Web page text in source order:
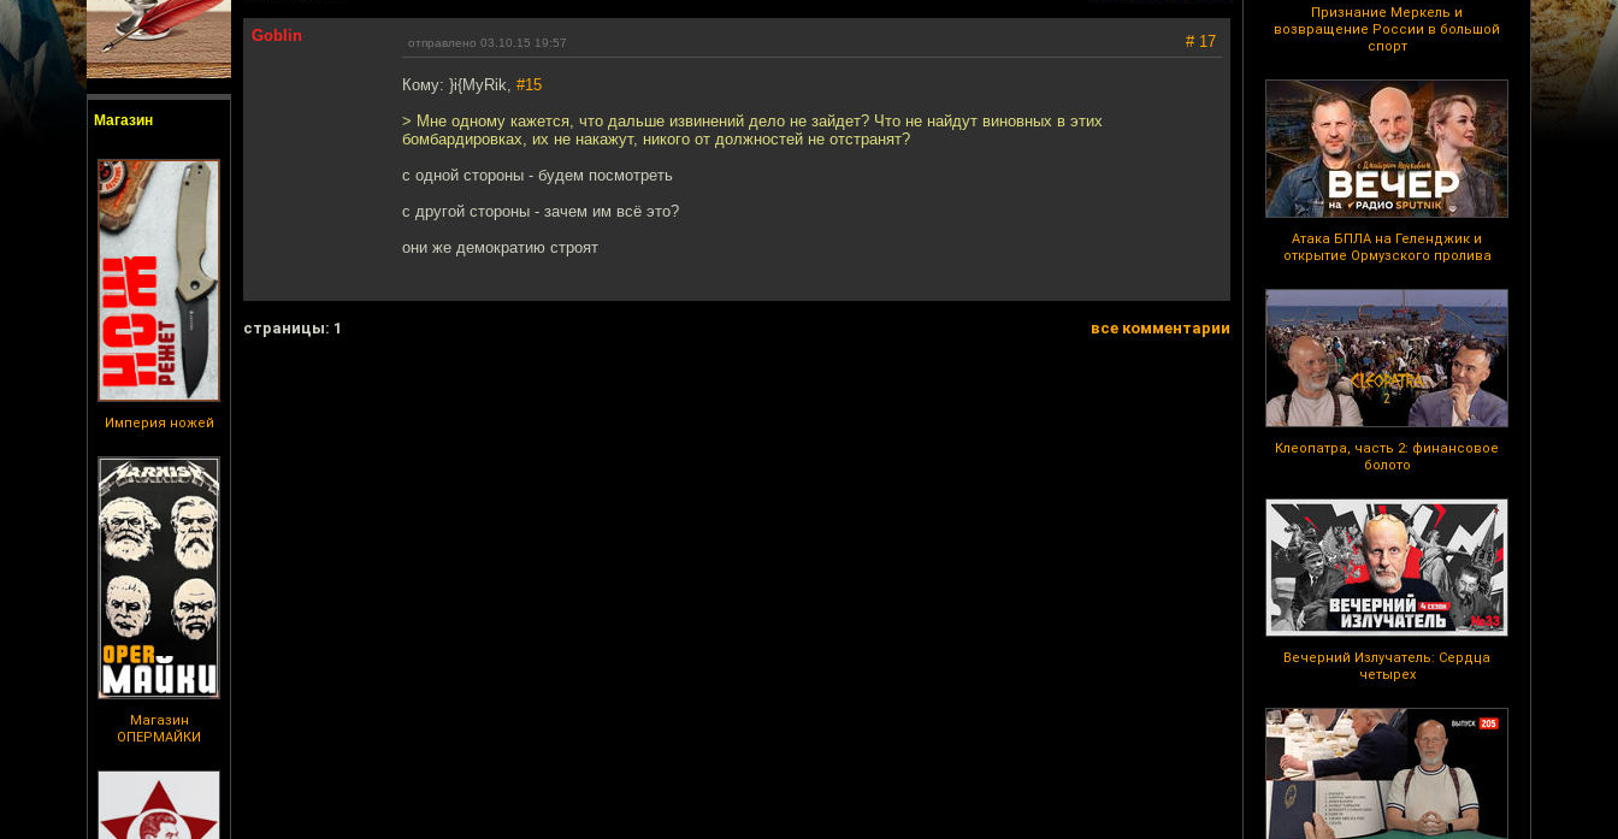
Магазин
Империя ножей
Магазин
ОПЕРМАЙКИ
Признание Меркель и
возвращение России в большой
спорт
Атака БПЛА на Геленджик и
открытие Ормузского пролива
Клеопатра, часть 2: финансовое
болото
Вечерний Излучатель: Сердца
четырех
Goblin отправлено 03.10.15 19:57 # 17
Кому: }i{MyRik, #15
> Мне одному кажется, что дальше извинений дело не зайдет? Что не найдут виновных в этих
бомбардировках, их не накажут, никого от должностей не отстранят?
с одной стороны - будем посмотреть
с другой стороны - зачем им всё это?
они же демократию строят
cтраницы: 1 все комментарии